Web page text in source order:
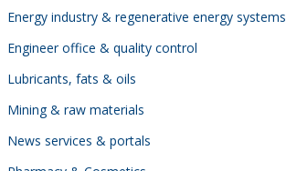
Energy industry & regenerative energy systems
Engineer office & quality control
Lubricants, fats & oils
Mining & raw materials
News services & portals